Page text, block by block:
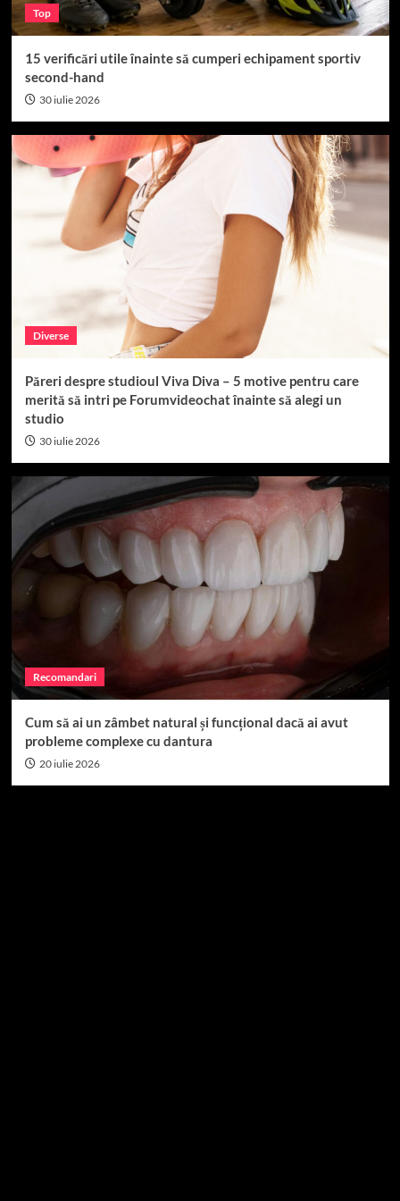
Top
15 verificări utile înainte să cumperi echipament sportiv
second-hand
30 iulie 2026
Diverse
Păreri despre studioul Viva Diva – 5 motive pentru care
merită să intri pe Forumvideochat înainte să alegi un
studio
30 iulie 2026
Recomandari
Cum să ai un zâmbet natural și funcțional dacă ai avut
probleme complexe cu dantura
20 iulie 2026